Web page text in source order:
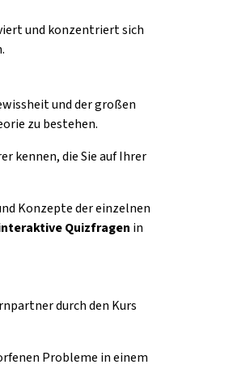
und konzentriert sich
und der großen
zu bestehen.
kennen, die Sie auf Ihrer
Konzepte der einzelnen
Quizfragen in
durch den Kurs
Probleme in einem